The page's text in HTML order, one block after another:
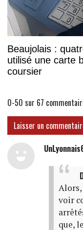
Beaujolais :
utilisé une carte
coursier
0-50 sur 67
Laisser un
Alors,
voir
que,